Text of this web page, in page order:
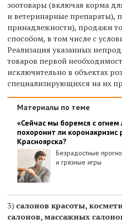
зоотовары (включая корма
и ветеринарные препараты),
принадлежности), продажи
способом, в том числе с
Реализация указанных
товаров первой
исключительно в объектах
специализирующихся на их
Материалы по теме
«Сейчас мы боремся с огнем
похоронит ли коронакризис
Красноярска?
Безрадостные
и грязные игры
3) салонов красоты,
салонов, массажных